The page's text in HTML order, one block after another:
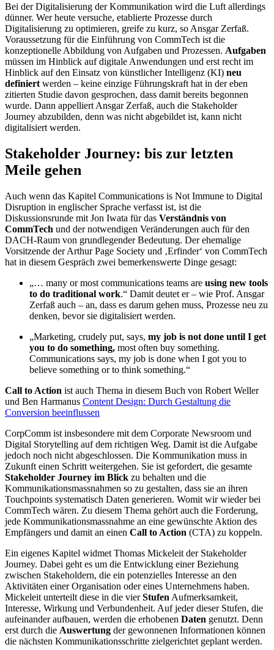
Bei der Digitalisierung der Kommunikation wird die Luft allerdings
dünner. Wer heute versuche, etablierte Prozesse durch
Digitalisierung zu optimieren, greife zu kurz, so Ansgar Zerfaß.
Voraussetzung für die Einführung von CommTech ist die
konzeptionelle Abbildung von Aufgaben und Prozessen. Aufgaben
müssen im Hinblick auf digitale Anwendungen und erst recht im
Hinblick auf den Einsatz von künstlicher Intelligenz (KI) neu
definiert werden – keine einzige Führungskraft hat in der eben
zitierten Studie davon gesprochen, dass damit bereits begonnen
wurde. Dann appelliert Ansgar Zerfaß, auch die Stakeholder
Journey abzubilden, denn was nicht abgebildet ist, kann nicht
digitalisiert werden.
Stakeholder Journey: bis zur letzten
Meile gehen
Auch wenn das Kapitel Communications is Not Immune to Digital
Disruption in englischer Sprache verfasst ist, ist die
Diskussionsrunde mit Jon Iwata für das Verständnis von
CommTech und der notwendigen Veränderungen auch für den
DACH-Raum von grundlegender Bedeutung. Der ehemalige
Vorsitzende der Arthur Page Society und ‚Erfinder‘ von CommTech
hat in diesem Gespräch zwei bemerkenswerte Dinge gesagt:
„… many or most communications teams are using new tools
to do traditional work.“ Damit deutet er – wie Prof. Ansgar
Zerfaß auch – an, dass es darum gehen muss, Prozesse neu zu
denken, bevor sie digitalisiert werden.
„Marketing, crudely put, says, my job is not done until I get
you to do something, most often buy something.
Communications says, my job is done when I got you to
believe something or to think something.“
Call to Action ist auch Thema in diesem Buch von Robert Weller
und Ben Harmanus Content Design: Durch Gestaltung die
Conversion beeinflussen
CorpComm ist insbesondere mit dem Corporate Newsroom und
Digital Storytelling auf dem richtigen Weg. Damit ist die Aufgabe
jedoch noch nicht abgeschlossen. Die Kommunikation muss in
Zukunft einen Schritt weitergehen. Sie ist gefordert, die gesamte
Stakeholder Journey im Blick zu behalten und die
Kommunikationsmassnahmen so zu gestalten, dass sie an ihren
Touchpoints systematisch Daten generieren. Womit wir wieder bei
CommTech wären. Zu diesem Thema gehört auch die Forderung,
jede Kommunikationsmassnahme an eine gewünschte Aktion des
Empfängers und damit an einen Call to Action (CTA) zu koppeln.
Ein eigenes Kapitel widmet Thomas Mickeleit der Stakeholder
Journey. Dabei geht es um die Entwicklung einer Beziehung
zwischen Stakeholdern, die ein potenzielles Interesse an den
Aktivitäten einer Organisation oder eines Unternehmens haben.
Mickeleit unterteilt diese in die vierStufen Aufmerksamkeit,
Interesse, Wirkung und Verbundenheit. Auf jeder dieser Stufen, die
aufeinander aufbauen, werden die erhobenen Daten genutzt. Denn
erst durch die Auswertung der gewonnenen Informationen können
die nächsten Kommunikationsschritte zielgerichtet geplant werden.